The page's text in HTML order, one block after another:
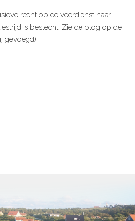
recht op de veerdienst naar
is beslecht. Zie de blog op de
gevoegd)